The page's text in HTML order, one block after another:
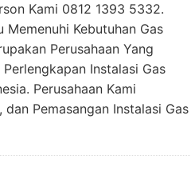
Kami 0812 1393 5332.
Memenuhi Kebutuhan Gas
Perusahaan Yang
Instalasi Gas
Perusahaan Kami
Pemasangan Instalasi Gas